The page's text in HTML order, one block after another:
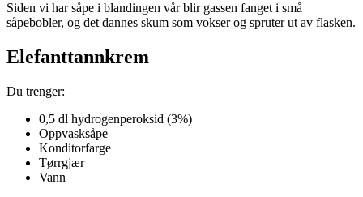
Siden vi har såpe i blandingen vår blir gassen fanget i små
såpebobler, og det dannes skum som vokser og spruter ut av flasken.
Elefanttannkrem
Du trenger:
0,5 dl hydrogenperoksid (3%)
Oppvasksåpe
Konditorfarge
Tørrgjær
Vann